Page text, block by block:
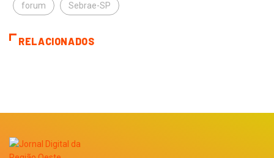
forum Sebrae-SP
RELACIONADOS